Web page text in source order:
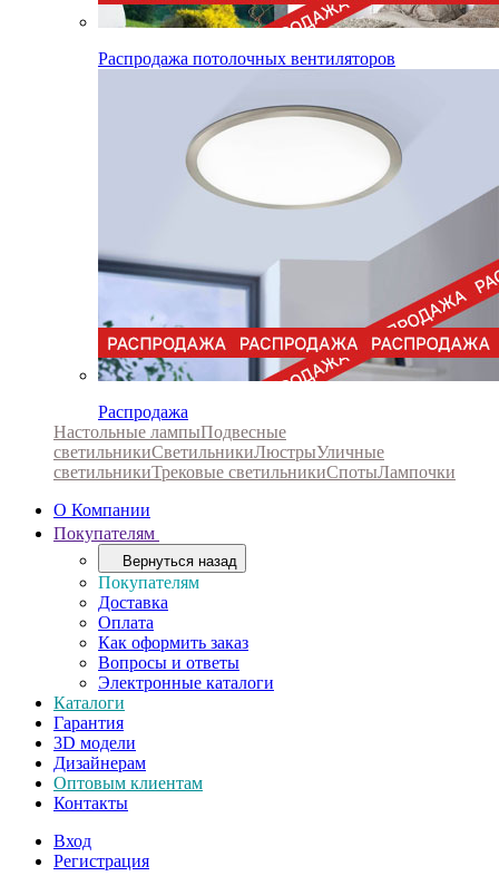
Распродажа потолочных вентиляторов
Распродажа
Настольные лампыПодвесные
светильникиСветильникиЛюстрыУличные
светильникиТрековые светильникиСпотыЛампочки
О Компании
Покупателям
Вернуться назад
Покупателям
Доставка
Оплата
Как оформить заказ
Вопросы и ответы
Электронные каталоги
Каталоги
Гарантия
3D модели
Дизайнерам
Оптовым клиентам
Контакты
Вход
Регистрация